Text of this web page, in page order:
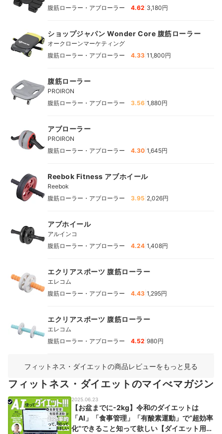
腹筋ローラー・アブローラー 4.62 3,180円
ショップジャパン Wonder Core 腹筋ローラー
オークローンマーケティング
腹筋ローラー・アブローラー
4.33 11,800円
腹筋ローラー
PROIRON
腹筋ローラー・アブローラー
3.56 1,880円
アブローラー
PROIRON
腹筋ローラー・アブローラー
4.30 1,645円
Reebok Fitness アブホイール
Reebok
腹筋ローラー・アブローラー
3.95 2,026円
アブホイール
アルインコ
腹筋ローラー・アブローラー
4.24 1,408円
エクリアスポーツ 腹筋ローラー
エレコム
腹筋ローラー・アブローラー
4.43 1,295円
エクリアスポーツ 腹筋ローラー
エレコム
腹筋ローラー・アブローラー
4.52 980円
フィットネス・ダイエットの商品レビューをもっと見る
フィットネス・ダイエットのマイべマガジン
2025.06.23
【お盆までに-2kg】令和のダイエットは
「AI」「食事管理」「有酸素運動」で“超効率
化”できること知って欲しい【ダイエット用プ